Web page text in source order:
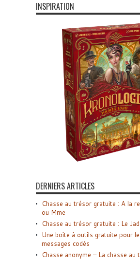
INSPIRATION
DERNIERS ARTICLES
Chasse au trésor gratuite : A la
ou Mme
Chasse au trésor gratuite : Le
Une boîte à outils gratuite pour
messages codés
Chasse anonyme – La chasse au